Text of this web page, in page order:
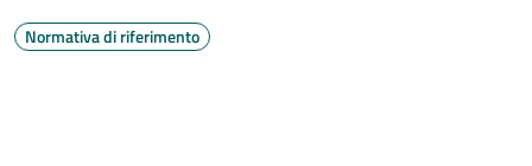
Normativa di riferimento